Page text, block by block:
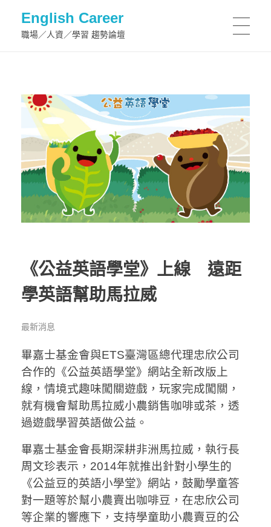
English Career
職場／人資／學習 趨勢論壇
《公益英語學堂》上線 遠距
學英語幫助馬拉威
最新消息
畢嘉士基金會與ETS臺灣區總代理忠欣公司
合作的《公益英語學堂》網站全新改版上
線，情境式趣味闖關遊戲，玩家完成闖關，
就有機會幫助馬拉威小農銷售咖啡或茶，透
過遊戲學習英語做公益。
畢嘉士基金會長期深耕非洲馬拉威，執行長
周文珍表示，2014年就推出針對小學生的
《公益豆的英語小學堂》網站，鼓勵學童答
對一題等於幫小農賣出咖啡豆，在忠欣公司
等企業的響應下，支持學童助小農賣豆的公